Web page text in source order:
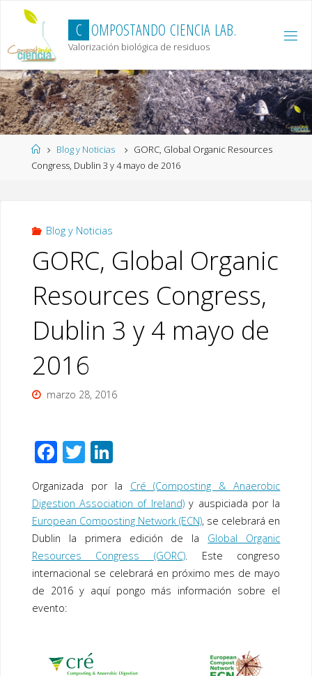
content
C OMPOSTANDO CIENCIA LAB.
Valorización biológica de residuos
HomeBlog y Noticias
GORC, Global Organic Resources
Congress, Dublin 3 y 4 mayo de 2016
Blog y Noticias
GORC, Global Organic
Resources Congress,
Dublin 3 y 4 mayo de
2016
marzo 28, 2016
F
ac
e
b
o
o
k
T
tt
er
Li
n
k
e
dI
n
Organizada por la Cré (Composting & Anaerobic
Digestion Association of Ireland)y auspiciada por la
European Composting Network (ECN), se celebrará en
Dublin la primera edición de la Global Organic
Resources Congress (GORC). Este congreso
internacional se celebrará en próximo mes de mayo
de 2016 y aquí pongo más información sobre el
evento: